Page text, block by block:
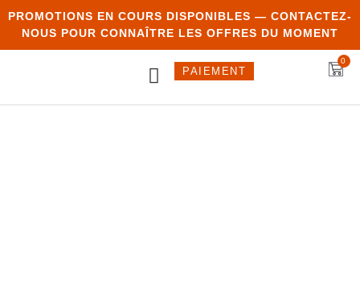
PROMOTIONS EN COURS DISPONIBLES — CONTACTEZ-
NOUS POUR CONNAÎTRE LES OFFRES DU MOMENT
SOUMISSION
PAIEMENT
0